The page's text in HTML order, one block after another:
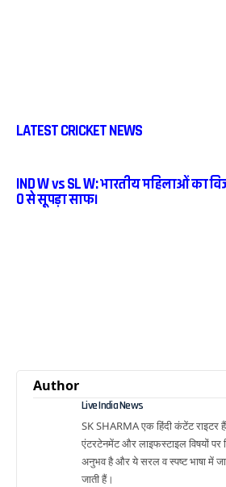
LATEST CRICKET NEWS
IND W vs SL W: भारतीय महिलाओं का
0 से सूपड़ा साफ।
Author
Live India News
SK SHARMA एक हिंदी कंटेंट राइटर
एंटरटेनमेंट और लाइफस्टाइल विषयों पर
अनुभव है और ये सरल व स्पष्ट भाषा में
जाती हैं।